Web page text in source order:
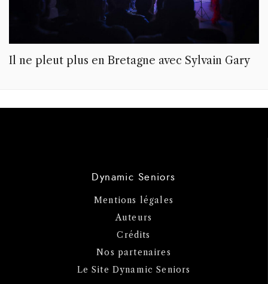
Il ne pleut plus en Bretagne avec Sylvain Gary
Dynamic Seniors
Mentions légales
Auteurs
Crédits
Nos partenaires
Le Site Dynamic Seniors